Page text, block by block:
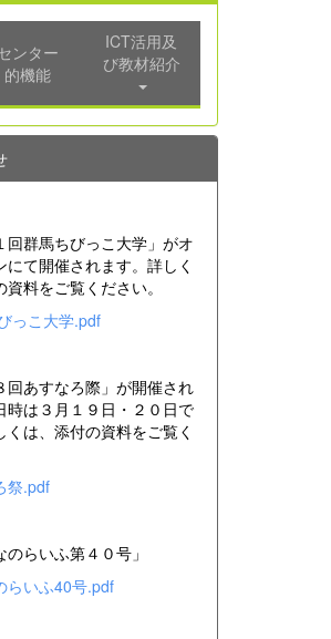
ンター
的機能
ICT活用及
び教材紹介
回群馬ちびっこ大学」がオ
にて開催されます。詳しく
資料をご覧ください。
っこ大学.pdf
回あすなろ際」が開催され
時は３月１９日・２０日で
くは、添付の資料をご覧く
祭.pdf
のらいふ第４０号」
らいふ40号.pdf